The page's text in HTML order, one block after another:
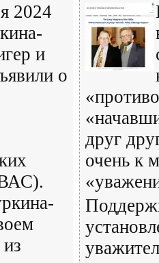
2024
и
о
друг
очень к